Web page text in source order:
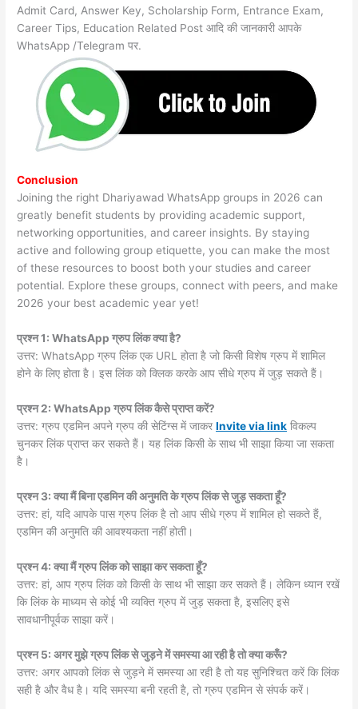
Admit Card, Answer Key, Scholarship Form, Entrance Exam,
Career Tips, Education Related Post आदि की जानकारी आपके
WhatsApp /Telegram पर.
Conclusion
Joining the right Dhariyawad WhatsApp groups in 2026 can
greatly benefit students by providing academic support,
networking opportunities, and career insights. By staying
active and following group etiquette, you can make the most
of these resources to boost both your studies and career
potential. Explore these groups, connect with peers, and make
2026 your best academic year yet!
प्रश्न 1: WhatsApp ग्रुप लिंक क्या है?
उत्तर: WhatsApp ग्रुप लिंक एक URL होता है जो किसी विशेष ग्रुप में शामिल
होने के लिए होता है। इस लिंक को क्लिक करके आप सीधे ग्रुप में जुड़ सकते हैं।
प्रश्न 2: WhatsApp ग्रुप लिंक कैसे प्राप्त करें?
उत्तर: ग्रुप एडमिन अपने ग्रुप की सेटिंग्स में जाकरInvite via link विकल्प
चुनकर लिंक प्राप्त कर सकते हैं। यह लिंक किसी के साथ भी साझा किया जा सकता
है।
प्रश्न 3: क्या मैं बिना एडमिन की अनुमति के ग्रुप लिंक से जुड़ सकता हूँ?
उत्तर: हां, यदि आपके पास ग्रुप लिंक है तो आप सीधे ग्रुप में शामिल हो सकते हैं,
एडमिन की अनुमति की आवश्यकता नहीं होती।
प्रश्न 4: क्या मैं ग्रुप लिंक को साझा कर सकता हूँ?
उत्तर: हां, आप ग्रुप लिंक को किसी के साथ भी साझा कर सकते हैं। लेकिन ध्यान रखें
कि लिंक के माध्यम से कोई भी व्यक्ति ग्रुप में जुड़ सकता है, इसलिए इसे
सावधानीपूर्वक साझा करें।
प्रश्न 5: अगर मुझे ग्रुप लिंक से जुड़ने में समस्या आ रही है तो क्या करूँ?
उत्तर: अगर आपको लिंक से जुड़ने में समस्या आ रही है तो यह सुनिश्चित करें कि लिंक
सही है और वैध है। यदि समस्या बनी रहती है, तो ग्रुप एडमिन से संपर्क करें।